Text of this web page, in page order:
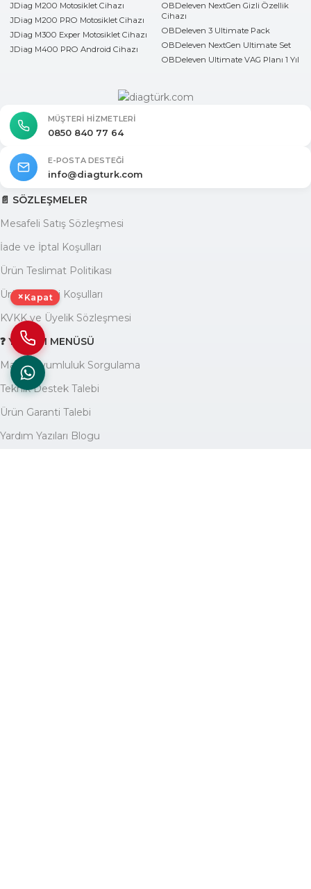
JDiag M200 Motosiklet Cihazı
JDiag M200 PRO Motosiklet Cihazı
JDiag M300 Exper Motosiklet Cihazı
JDiag M400 PRO Android Cihazı
OBDeleven NextGen Gizli Özellik
Cihazı
OBDeleven 3 Ultimate Pack
OBDeleven NextGen Ultimate Set
OBDeleven Ultimate VAG Planı 1 Yıl
MÜŞTERI HIZMETLERI
0850 840 77 64
E-POSTA DESTEĞI
info@diagturk.com
📄 SÖZLEŞMELER
Mesafeli Satış Sözleşmesi
İade ve İptal Koşulları
Ürün Teslimat Politikası
Ürün Garanti Koşulları
KVKK ve Üyelik Sözleşmesi
❓ YARDIM MENÜSÜ
Marka Uyumluluk Sorgulama
Teknik Destek Talebi
Ürün Garanti Talebi
Yardım Yazıları Blogu
× Kapat